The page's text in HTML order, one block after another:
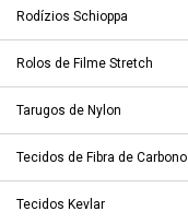
Rodízios Schioppa
Rolos de Filme Stretch
Tarugos de Nylon
Tecidos de Fibra de Carbono
Tecidos Kevlar